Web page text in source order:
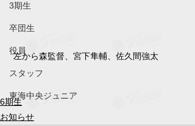
3期生
卒団生
役員
スタッフ
東海中央ジュニア
左から森監督、宮下隼輔、佐久間強太
6期生
お知らせ